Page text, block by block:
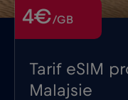
Tarif eSIM
Malajsie
4€/GB